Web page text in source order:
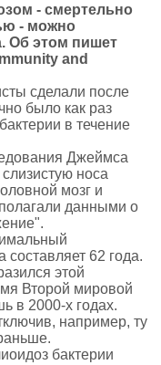
- смертельно
- можно
Об этом пишет
and
сделали после
было как раз
в течение
Джеймса
носа
мозг и
данными о
62 года.
этой
Второй мировой
в 2000-х годах.
например, ту
бактерии